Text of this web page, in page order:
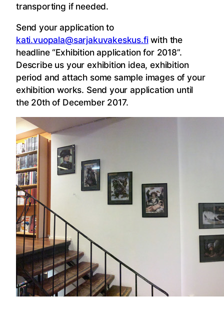
transporting if needed.
Send your application to
kati.vuopala@sarjakuvakeskus.fiwith the
headline “Exhibition application for 2018”.
Describe us your exhibition idea, exhibition
period and attach some sample images of your
exhibition works. Send your application until
the 20th of December 2017.